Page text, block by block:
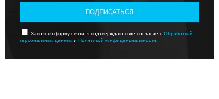
ПОДПИСАТЬСЯ
Заполняя форму связи, я подтверждаю свое согласие с Обработкой
персональных данных и Политикой конфиденциальности.